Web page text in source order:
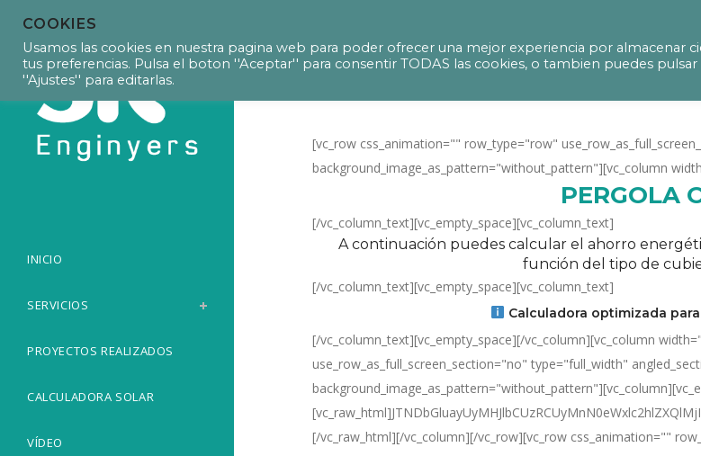
INICIO
SERVICIOS
PROYECTOS REALIZADOS
CALCULADORA SOLAR
VÍDEO
[vc_row css_animation="" row_type="row"
background_image_as_pattern="without_pattern"][vc_column
PERGOLA
[/vc_column_text][vc_empty_space][vc_column_text]
A continuación puedes calcular el ahorro
función del tipo de
[/vc_column_text][vc_empty_space][vc_column_text]
Calculadora optimizada
[/vc_column_text][vc_empty_space][/vc_column][vc_column
use_row_as_full_screen_section="no" type="full_width"
[/vc_raw_html][/vc_column][/vc_row][vc_row css_animation=""
COOKIES
Usamos las cookies en nuestra pagina web para poder ofrecer una mejor experiencia por almacenar
tus preferencias. Pulsa el boton ''Aceptar'' para consentir TODAS las cookies, o tambien puedes
''Ajustes'' para editarlas.